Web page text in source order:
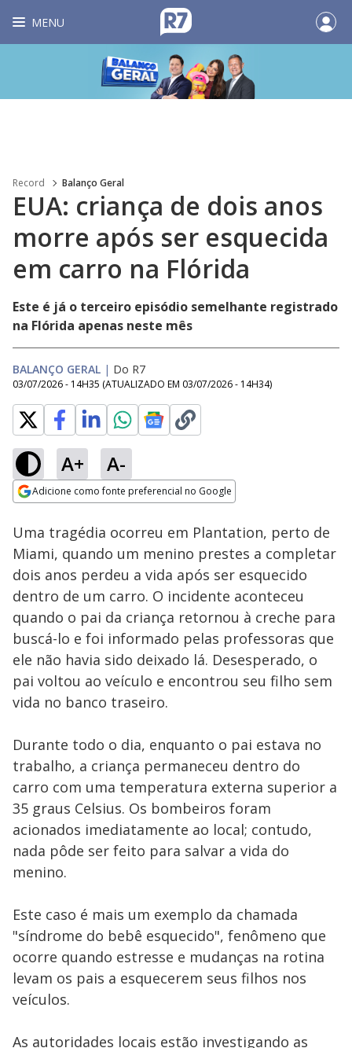
MENU
Record Balanço Geral
EUA: criança de dois anos
morre após ser esquecida
em carro na Flórida
Este é já o terceiro episódio semelhante registrado
na Flórida apenas neste mês
BALANÇO GERAL | Do R7
03/07/2026 - 14H35 (ATUALIZADO EM 03/07/2026 - 14H34)
A+ A-
Adicione como fonte preferencial no Google
Ativar
Loaded:
44.53%
Uma tragédia ocorreu em Plantation, perto de
Miami, quando um menino prestes a completar
dois anos perdeu a vida após ser esquecido
dentro de um carro. O incidente aconteceu
quando o pai da criança retornou à creche para
buscá-lo e foi informado pelas professoras que
ele não havia sido deixado lá. Desesperado, o
pai voltou ao veículo e encontrou seu filho sem
vida no banco traseiro.
Durante todo o dia, enquanto o pai estava no
trabalho, a criança permaneceu dentro do
carro com uma temperatura externa superior a
35 graus Celsius. Os bombeiros foram
acionados imediatamente ao local; contudo,
nada pôde ser feito para salvar a vida do
menino.
Este caso é mais um exemplo da chamada
"síndrome do bebê esquecido", fenômeno que
ocorre quando estresse e mudanças na rotina
levam os pais a esquecerem seus filhos nos
veículos.
As autoridades locais estão investigando as